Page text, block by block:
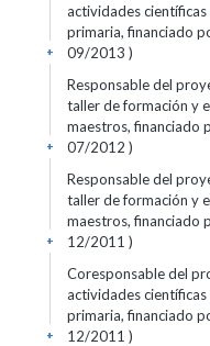
actividades científicas
primaria, financiado
09/2013 )
+
Responsable del
taller de formación y
maestros, financiado
07/2012 )
+
Responsable del
taller de formación y
maestros, financiado
12/2011 )
+
Coresponsable del
actividades científicas
primaria, financiado
12/2011 )
+